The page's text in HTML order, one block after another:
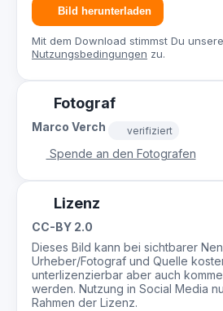
Bild herunterladen
Mit dem Download stimmst Du
Nutzungsbedingungen zu.
Fotograf
Marco Verch verifiziert
Spende an den Fotografen
Lizenz
CC-BY 2.0
Dieses Bild kann bei sichtbarer
Urheber/Fotograf und Quelle
unterlizenzierbar aber auch
werden. Nutzung in Social Media
Rahmen der Lizenz.